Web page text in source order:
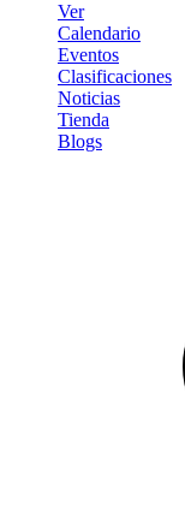
Ver
Calendario
Eventos
Clasificaciones
Noticias
Tienda
Blogs